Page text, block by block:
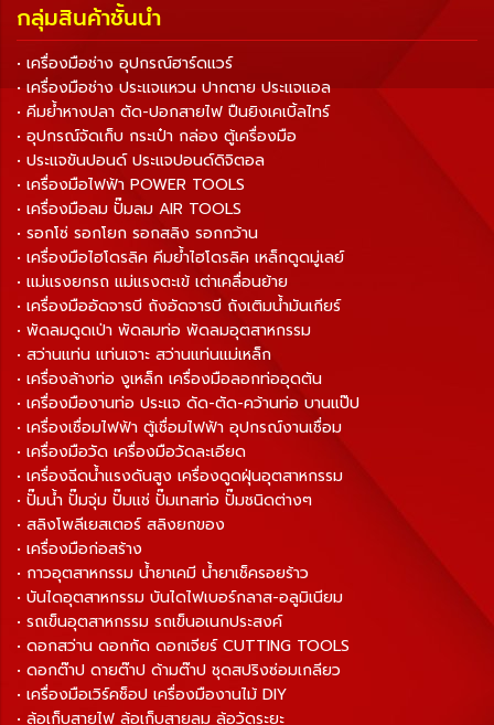
กลุ่มสินค้าชั้นนำ
• เครื่องมือช่าง อุปกรณ์ฮาร์ดแวร์
• เครื่องมือช่าง ประแจแหวน ปากตาย ประแจแอล
• คีมย้ำหางปลา ตัด-ปอกสายไฟ ปืนยิงเคเบิ้ลไทร์
• อุปกรณ์จัดเก็บ กระเป๋า กล่อง ตู้เครื่องมือ
• ประแจขันปอนด์ ประแจปอนด์ดิจิตอล
• เครื่องมือไฟฟ้า POWER TOOLS
• เครื่องมือลม ปั๊มลม AIR TOOLS
• รอกโซ่ รอกโยก รอกสลิง รอกกว้าน
• เครื่องมือไฮโดรลิค คีมย้ำไฮโดรลิค เหล็กดูดมู่เลย์
• แม่แรงยกรถ แม่แรงตะเข้ เต่าเคลื่อนย้าย
• เครื่องมืออัดจารบี ถังอัดจารบี ถังเติมน้ำมันเกียร์
• พัดลมดูดเป่า พัดลมท่อ พัดลมอุตสาหกรรม
• สว่านแท่น แท่นเจาะ สว่านแท่นแม่เหล็ก
• เครื่องล้างท่อ งูเหล็ก เครื่องมือลอกท่ออุดตัน
• เครื่องมืองานท่อ ประแจ ดัด-ตัด-คว้านท่อ บานแป๊ป
• เครื่องเชื่อมไฟฟ้า ตู้เชื่อมไฟฟ้า อุปกรณ์งานเชื่อม
• เครื่องมือวัด เครื่องมือวัดละเอียด
• เครื่องฉีดน้ำแรงดันสูง เครื่องดูดฝุ่นอุตสาหกรรม
• ปั๊มน้ำ ปั๊มจุ่ม ปั๊มแช่ ปั๊มเทสท่อ ปั๊มชนิดต่างๆ
• สลิงโพลีเยสเตอร์ สลิงยกของ
• เครื่องมือก่อสร้าง
• กาวอุตสาหกรรม น้ำยาเคมี น้ำยาเช็ครอยร้าว
• บันไดอุตสาหกรรม บันไดไฟเบอร์กลาส-อลูมิเนียม
• รถเข็นอุตสาหกรรม รถเข็นอเนกประสงค์
• ดอกสว่าน ดอกกัด ดอกเจียร์ CUTTING TOOLS
• ดอกต๊าป ดายต๊าป ด้ามต๊าป ชุดสปริงซ่อมเกลียว
• เครื่องมือเวิร์คช็อป เครื่องมืองานไม้ DIY
• ล้อเก็บสายไฟ ล้อเก็บสายลม ล้อวัดระยะ